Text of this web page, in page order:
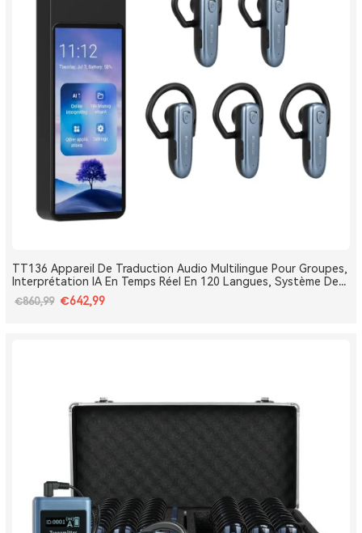
TT136 Appareil De Traduction Audio Multilingue Pour Groupes,
Interprétation IA En Temps Réel En 120 Langues, Système De
Traduction Pour Tours Et Conférences One-To-Many, Diffusion
Double Canal, Longue Portée 2.4G
€860,99 €642,99